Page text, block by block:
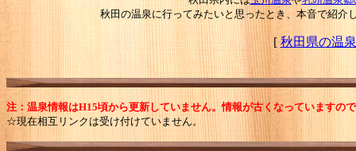
秋田の温泉に行ってみたいと思ったとき、本音で紹
[ 秋田県の温泉
注：温泉情報はH15頃から更新していません。情報が古くなっていますの
☆現在相互リンクは受け付けていません。